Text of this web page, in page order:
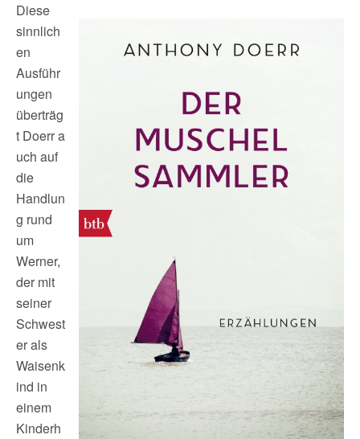
Diese
sinnlich
en
Ausführ
ungen
überträg
t Doerr a
uch auf
die
Handlun
g rund
um
Werner,
der mit
seiner
Schwest
er als
Waisenk
ind in
einem
Kinderh